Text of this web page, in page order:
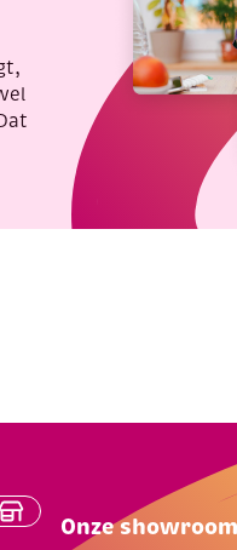
Onze showroom